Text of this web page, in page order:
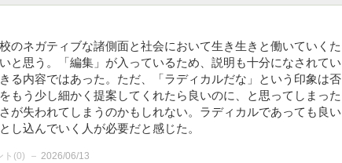
のネガティブな諸側面と社会において生き生きと働いていくた
と思う。「編集」が入っているため、説明も十分になされてい
る内容ではあった。ただ、「ラディカルだな」という印象は否
もう少し細かく提案してくれたら良いのに、と思ってしまった
が失われてしまうのかもしれない。ラディカルであっても良い
し込んでいく人が必要だと感じた。
ト(0) 2026/06/13